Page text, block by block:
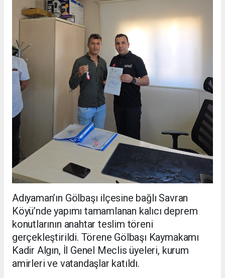
Adıyaman’ın Gölbaşı ilçesine bağlı Savran
Köyü’nde yapımı tamamlanan kalıcı deprem
konutlarının anahtar teslim töreni
gerçekleştirildi. Törene Gölbaşı Kaymakamı
Kadir Algın, İl Genel Meclis üyeleri, kurum
amirleri ve vatandaşlar katıldı.